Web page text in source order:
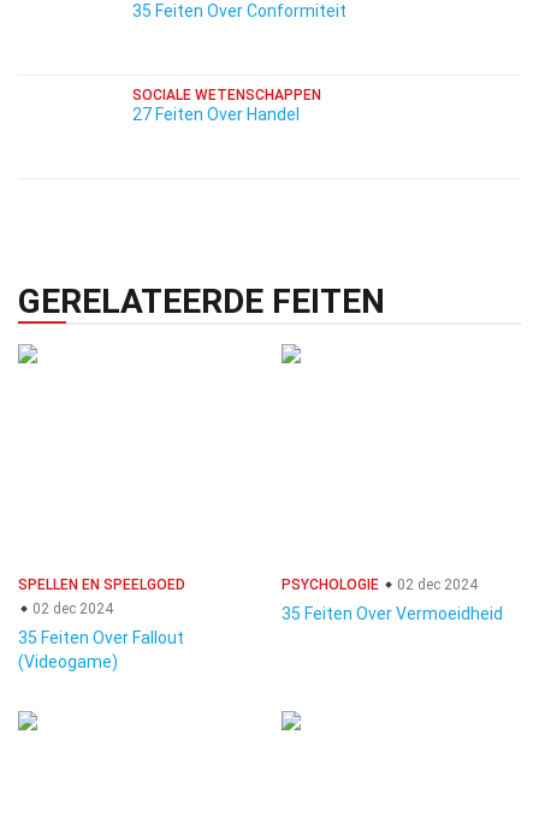
35 Feiten Over Conformiteit
SOCIALE WETENSCHAPPEN
27 Feiten Over Handel
GERELATEERDE FEITEN
SPELLEN EN SPEELGOED
02 dec 2024
35 Feiten Over Fallout
(Videogame)
PSYCHOLOGIE 02 dec 2024
35 Feiten Over Vermoeidheid